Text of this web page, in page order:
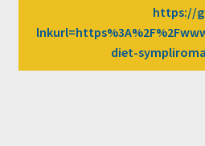
https://
diet-